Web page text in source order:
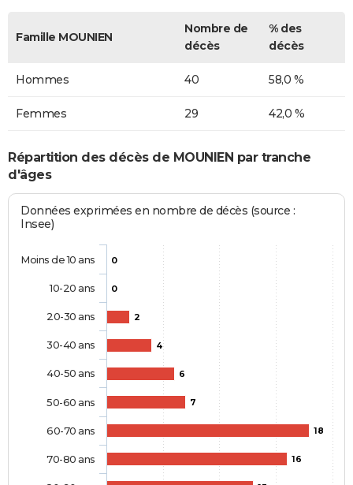
Famille MOUNIEN
Nombre de
décès
% des
décès
Hommes 40 58,0 %
Femmes 29 42,0 %
Répartition des décès de MOUNIEN par tranche
d'âges
Données exprimées en nombre de décès (source :
Insee)
0
0
2
4
6
7
18
16
Moins de 10 ans
10-20 ans
20-30 ans
30-40 ans
40-50 ans
50-60 ans
60-70 ans
70-80 ans